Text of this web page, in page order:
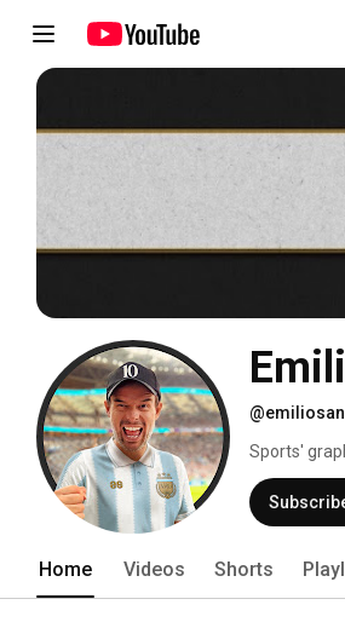
Sports'
grandes
Home Videos Shorts